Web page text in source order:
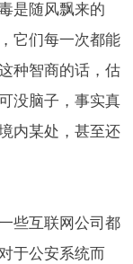
是随风飘来的
它们每一次都能
种智商的话，估
没脑子，事实真
内某处，甚至还
些互联网公司都
于公安系统而